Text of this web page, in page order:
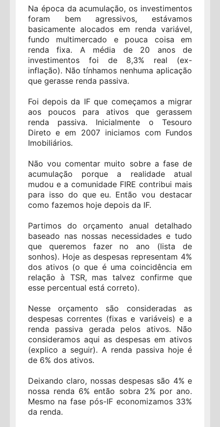
Na época da acumulação, os investimentos
foram bem agressivos, estávamos
basicamente alocados em renda variável,
fundo multimercado e pouca coisa em
renda fixa. A média de 20 anos de
investimentos foi de 8,3% real (ex-
inflação). Não tínhamos nenhuma aplicação
que gerasse renda passiva.
Foi depois da IF que começamos a migrar
aos poucos para ativos que gerassem
renda passiva. Inicialmente o Tesouro
Direto e em 2007 iniciamos com Fundos
Imobiliários.
Não vou comentar muito sobre a fase de
acumulação porque a realidade atual
mudou e a comunidade FIRE contribui mais
para isso do que eu. Então vou destacar
como fazemos hoje depois da IF.
Partimos do orçamento anual detalhado
baseado nas nossas necessidades e tudo
que queremos fazer no ano (lista de
sonhos). Hoje as despesas representam 4%
dos ativos (o que é uma coincidência em
relação à TSR, mas talvez confirme que
esse percentual está correto).
Nesse orçamento são consideradas as
despesas correntes (fixas e variáveis) e a
renda passiva gerada pelos ativos. Não
consideramos aqui as despesas em ativos
(explico a seguir). A renda passiva hoje é
de 6% dos ativos.
Deixando claro, nossas despesas são 4% e
nossa renda 6% então sobra 2% por ano.
Mesmo na fase pós-IF economizamos 33%
da renda.